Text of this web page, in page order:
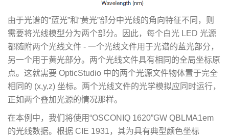
由于光谱的“蓝光”和“黄光”部分中光线的角向特征不同，则
需要将光线模型分为两个部分。因此，每个白光 LED 光源
都随附两个光线文件 - 一个光线文件用于光谱的蓝光部分，
另一个用于黄光部分。两个光线文件具有相同的全局坐标原
点。这就需要 OpticStudio 中的两个光源文件物体置于完全
相同的 (x,y,z) 坐标。两个光线文件的光学模拟应同时运行，
正如两个叠加光源的情况那样。
在本例中，我们将使用“OSCONIQ 1620”GW QBLMA1em
的光线数据。根据 CIE 1931，其为具有典型颜色坐标